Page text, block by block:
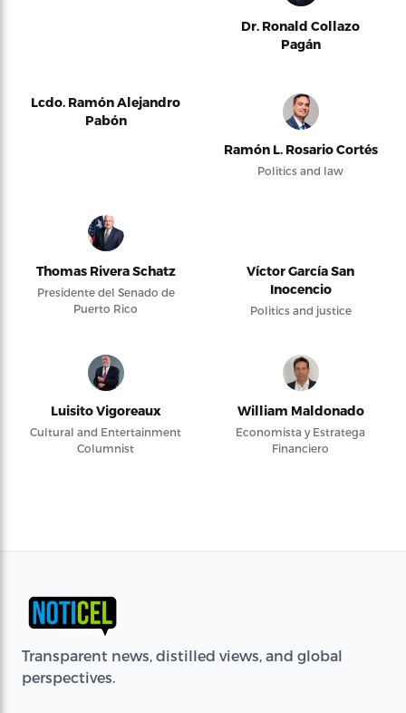
Dr. Ronald Collazo
Pagán
Lcdo. Ramón Alejandro
Pabón
Ramón L. Rosario Cortés
Politics and law
Thomas Rivera Schatz
Presidente del Senado de
Puerto Rico
Víctor García San
Inocencio
Politics and justice
Luisito Vigoreaux
Cultural and Entertainment
Columnist
William Maldonado
Economista y Estratega
Financiero
Transparent news, distilled views, and global
perspectives.